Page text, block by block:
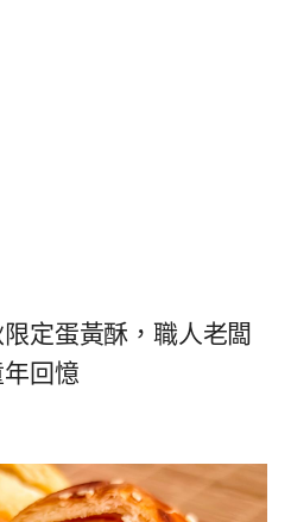
定蛋黃酥，職人老闆
回憶